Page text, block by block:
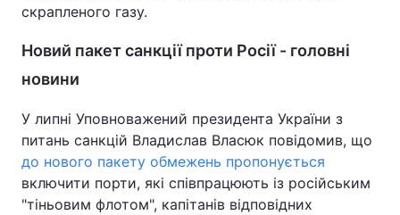
скрапленого газу.
Новий пакет санкції проти Росії - головні
новини
У липні Уповноважений президента України з
питань санкцій Владислав Власюк повідомив, що
до нового пакету обмежень пропонується
включити порти, які співпрацюють із російським
"тіньовим флотом", капітанів відповідних